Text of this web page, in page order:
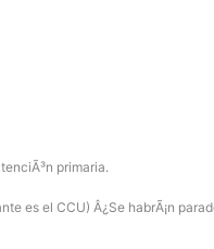
primaria.
es el CCU) Â¿Se habrÃ¡n